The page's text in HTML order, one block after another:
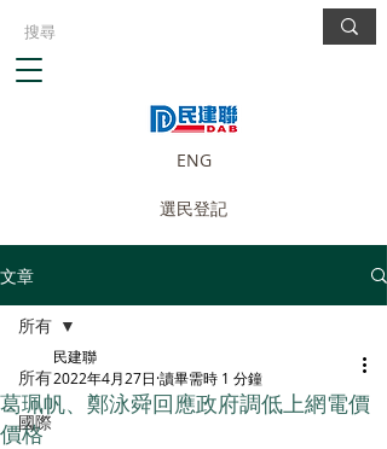
ENG
選民登記
文章
所有
國際
所有
葛珮帆、鄭泳舜回應政府調低上網電價
價格
民建聯
2022年4月27日 讀畢需時 1 分鐘